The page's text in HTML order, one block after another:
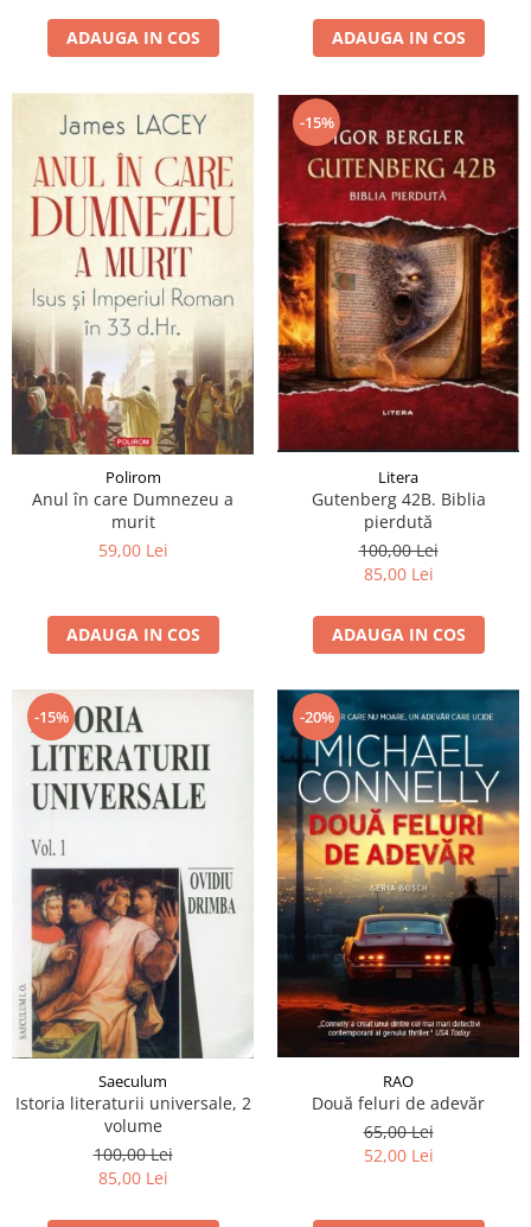
ADAUGA IN COS ADAUGA IN COS
Polirom
Anul în care Dumnezeu a
murit
59,00 Lei
ADAUGA IN COS
-15%
Litera
Gutenberg 42B. Biblia
pierdută
100,00 Lei
85,00 Lei
ADAUGA IN COS
-15%
Saeculum
Istoria literaturii universale, 2
volume
100,00 Lei
85,00 Lei
-20%
RAO
Două feluri de adevăr
65,00 Lei
52,00 Lei